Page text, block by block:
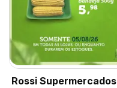
Rossi Supermercados